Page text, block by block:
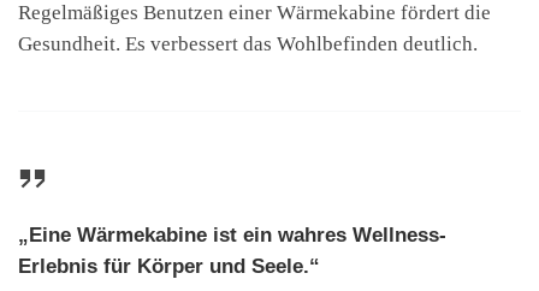
Regelmäßiges Benutzen einer Wärmekabine fördert die
Gesundheit. Es verbessert das Wohlbefinden deutlich.
„Eine Wärmekabine ist ein wahres Wellness-
Erlebnis für Körper und Seele.“